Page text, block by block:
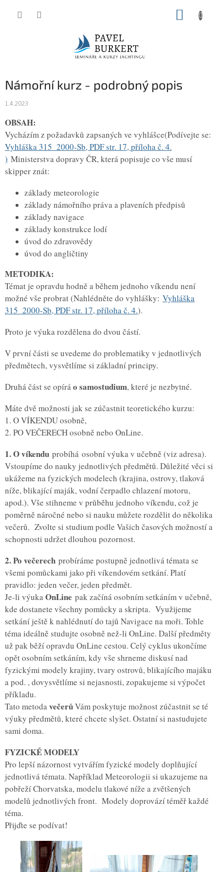
Námořní kurz - podrobný popis
1.4.2023
OBSAH:
Vycházím z požadavků zapsaných ve vyhlášce(Podívejte se:
Vyhláška 315_2000-Sb, PDF str. 17, příloha č. 4.
) Ministerstva dopravy ČR, která popisuje co vše musí
skipper znát:
základy meteorologie
základy námořního práva a plaveních předpisů
základy navigace
základy konstrukce lodí
úvod do zdravovědy
úvod do angličtiny
METODIKA:
Témat je opravdu hodně a během jednoho víkendu není
možné vše probrat (Nahlédněte do vyhlášky: Vyhláška
315_2000-Sb, PDF str. 17, příloha č. 4.).
Proto je výuka rozdělena do dvou částí.
V první části se uvedeme do problematiky v jednotlivých
předmětech, vysvětlíme si základní principy.
Druhá část se opíráo samostudium, které je nezbytné.
Máte dvě možnosti jak se zúčastnit teoretického kurzu:
1. O VÍKENDU osobně,
2. PO VEČERECH osobně nebo OnLine.
1. O víkendu probíhá osobní výuka v učebně (viz adresa).
Vstoupíme do nauky jednotlivých předmětů. Důležité věci si
ukážeme na fyzických modelech (krajina, ostrovy, tlaková
níže, blikající maják, vodní čerpadlo chlazení motoru,
apod.). Vše stihneme v průběhu jednoho víkendu, což je
poměrně náročné nebo si nauku můžete rozdělit do několika
večerů. Zvolte si studium podle Vašich časových možností a
schopnosti udržet dlouhou pozornost.
2. Po večerech probíráme postupně jednotlivá témata se
všemi pomůckami jako při víkendovém setkání. Platí
pravidlo: jeden večer, jeden předmět.
Je-li výukaOnLine pak začíná osobním setkáním v učebně,
kde dostanete všechny pomůcky a skripta. Využijeme
setkání ještě k nahlédnutí do tajů Navigace na moři. Tohle
téma ideálně studujte osobně než-li OnLine. Další předměty
už pak běží opravdu OnLine cestou. Celý cyklus ukončíme
opět osobním setkáním, kdy vše shrneme diskusí nad
fyzickými modely krajiny, tvary ostrovů, blikajícího majáku
a pod. , dovysvětlíme si nejasnosti, zopakujeme si výpočet
příkladu.
Tato metodavečerůVám poskytuje možnost zúčastnit se té
výuky předmětů, které chcete slyšet. Ostatní si nastudujete
sami doma.
FYZICKÉ MODELY
Pro lepší názornost vytvářím fyzické modely doplňující
jednotlivá témata. Například Meteorologii si ukazujeme na
pobřeží Chorvatska, modelu tlakové níže a zvětšených
modelů jednotlivých front. Modely doprovází téměř každé
téma.
Přijďte se podívat!